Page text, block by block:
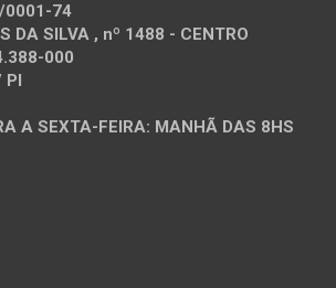
0001-74
DA SILVA , nº 1488 - CENTRO
000
A SEXTA-FEIRA: MANHÃ DAS 8HS